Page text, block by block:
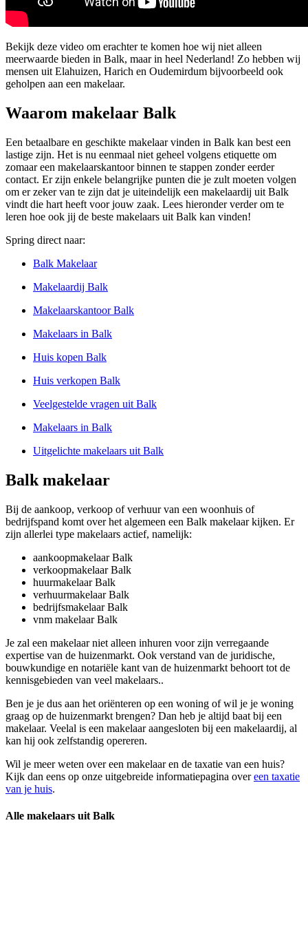
Bekijk deze video om erachter te komen hoe wij niet alleen
meerwaarde bieden in Balk, maar in heel Nederland! Zo hebben wij
mensen uit Elahuizen, Harich en Oudemirdum bijvoorbeeld ook
geholpen aan een makelaar.
Waarom makelaar Balk
Een betaalbare en geschikte makelaar vinden in Balk kan best een
lastige zijn. Het is nu eenmaal niet geheel volgens etiquette om
zomaar een makelaarskantoor binnen te stappen zonder eerder
contact. Er zijn enkele belangrijke punten die je zult moeten volgen
om er zeker van te zijn dat je uiteindelijk een makelaardij uit Balk
vindt die hart heeft voor jouw zaak. Lees hieronder verder om te
leren hoe ook jij de beste makelaars uit Balk kan vinden!
Spring direct naar:
Balk Makelaar
Makelaardij Balk
Makelaarskantoor Balk
Makelaars in Balk
Huis kopen Balk
Huis verkopen Balk
Veelgestelde vragen uit Balk
Makelaars in Balk
Uitgelichte makelaars uit Balk
Balk makelaar
Bij de aankoop, verkoop of verhuur van een woonhuis of
bedrijfspand komt over het algemeen een Balk makelaar kijken. Er
zijn allerlei type makelaars actief, namelijk:
aankoopmakelaar Balk
verkoopmakelaar Balk
huurmakelaar Balk
verhuurmakelaar Balk
bedrijfsmakelaar Balk
vnm makelaar Balk
Je zal een makelaar niet alleen inhuren voor zijn verregaande
expertise van de huizenmarkt. Ook verstand van de juridische,
bouwkundige en notariële kant van de huizenmarkt behoort tot de
kennisgebieden van veel makelaars..
Ben je je dus aan het oriënteren op een woning of wil je je woning
graag op de huizenmarkt brengen? Dan heb je altijd baat bij een
makelaar. Veelal is een makelaar aangesloten bij een makelaardij, al
kan hij ook zelfstandig opereren.
Wil je meer weten over een makelaar en de taxatie van een huis?
Kijk dan eens op onze uitgebreide informatiepagina overeen taxatie
van je huis.
Alle makelaars uit Balk